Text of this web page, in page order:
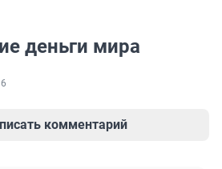
деньги мира
комментарий